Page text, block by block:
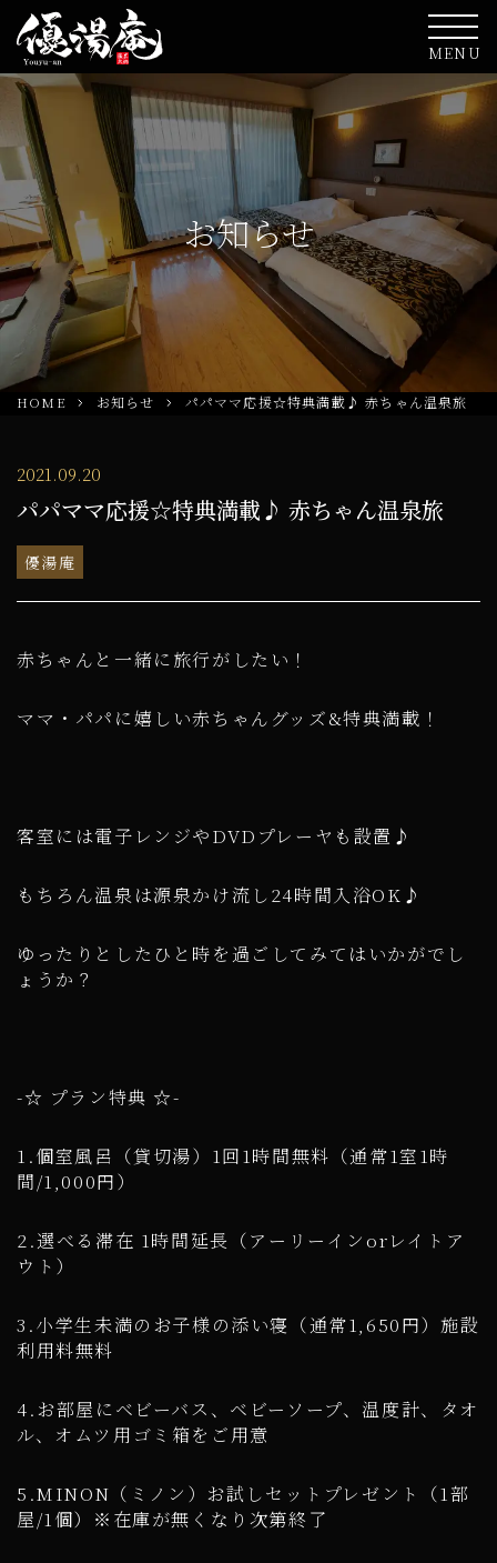
MENU
お知らせ
HOME お知らせ パパママ応援☆特典満載♪ 赤ちゃん温泉旅
2021.09.20
パパママ応援☆特典満載♪ 赤ちゃん温泉旅
優湯庵
赤ちゃんと一緒に旅行がしたい！
ママ・パパに嬉しい赤ちゃんグッズ&特典満載！
客室には電子レンジやDVDプレーヤも設置♪
もちろん温泉は源泉かけ流し24時間入浴OK♪
ゆったりとしたひと時を過ごしてみてはいかがでし
ょうか？
-☆ プラン特典 ☆-
1.個室風呂（貸切湯）1回1時間無料（通常1室1時
間/1,000円）
2.選べる滞在 1時間延長（アーリーインorレイトア
ウト）
3.小学生未満のお子様の添い寝（通常1,650円）施設
利用料無料
4.お部屋にベビーバス、ベビーソープ、温度計、タオ
ル、オムツ用ゴミ箱をご用意
5.MINON（ミノン）お試しセットプレゼント（1部
屋/1個）※在庫が無くなり次第終了